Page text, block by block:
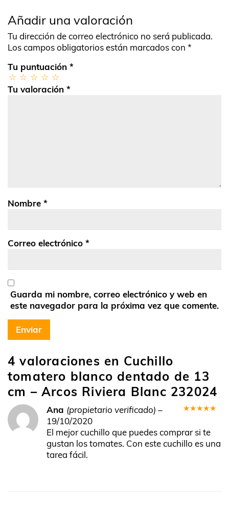
4 valoraciones en Cuchillo
tomatero blanco dentado de 13
cm – Arcos Riviera Blanc 232024
Ana (propietario verificado) –
19/10/2020
El mejor cuchillo que puedes comprar si te
gustan los tomates. Con este cuchillo es una
tarea fácil.
Añadir una valoración
Tu dirección de correo electrónico no será publicada.
Los campos obligatorios están marcados con *
Tu puntuación *
Tu valoración *
Nombre *
Correo electrónico *
Guarda mi nombre, correo electrónico y web en
este navegador para la próxima vez que comente.